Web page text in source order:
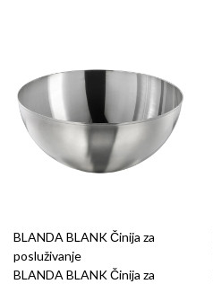
BLANDA BLANK Činija za
posluživanje
BLANDA BLANK Činija za